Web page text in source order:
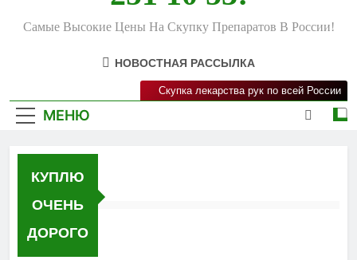
Самые Высокие Цены На Скупку Препаратов В России!
НОВОСТНАЯ РАССЫЛКА
МЕНЮ
Скупка лекарства рук по всей России
КУПЛЮ
ОЧЕНЬ
ДОРОГО